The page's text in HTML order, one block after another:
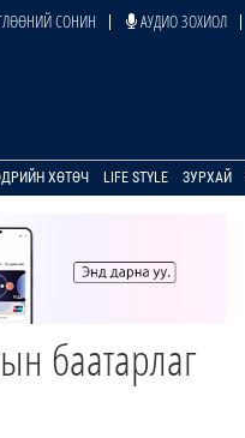
СОНИН АУДИО ЗОХИОЛ
ХӨТӨЧ LIFE STYLE ЗУРХАЙ
баатарлаг